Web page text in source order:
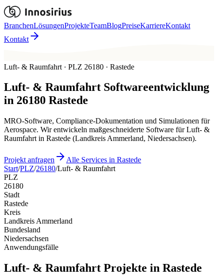
BranchenLösungenProjekteTeamBlogPreiseKarriereKontakt
Kontakt
Luft- & Raumfahrt · PLZ 26180 · Rastede
Luft- & Raumfahrt Softwareentwicklung
in 26180 Rastede
MRO-Software, Compliance-Dokumentation und Simulationen für
Aerospace. Wir entwickeln maßgeschneiderte Software für Luft- &
Raumfahrt in Rastede (Landkreis Ammerland, Niedersachsen).
Projekt anfragen
Alle Services in Rastede
Start/PLZ/26180/Luft- & Raumfahrt
PLZ
26180
Stadt
Rastede
Kreis
Landkreis Ammerland
Bundesland
Niedersachsen
Anwendungsfälle
Luft- & Raumfahrt Projekte in Rastede